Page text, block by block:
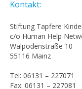
Kontakt:
Stiftung Tapfere
c/o Human Help
Walpodenstraße 10
55116 Mainz
Tel: 06131 – 227071
Fax: 06131 – 227081